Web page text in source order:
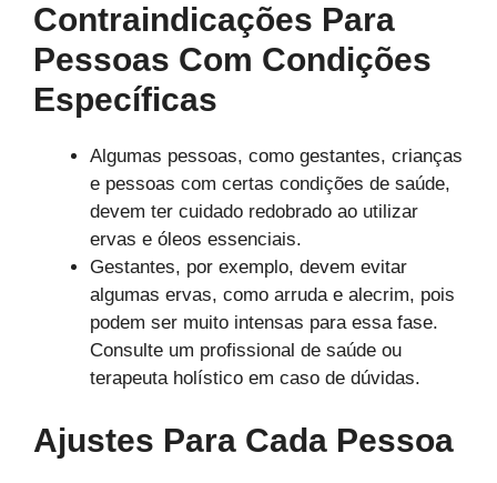
Contraindicações Para
Pessoas Com Condições
Específicas
Algumas pessoas, como gestantes, crianças
e pessoas com certas condições de saúde,
devem ter cuidado redobrado ao utilizar
ervas e óleos essenciais.
Gestantes, por exemplo, devem evitar
algumas ervas, como arruda e alecrim, pois
podem ser muito intensas para essa fase.
Consulte um profissional de saúde ou
terapeuta holístico em caso de dúvidas.
Ajustes Para Cada Pessoa